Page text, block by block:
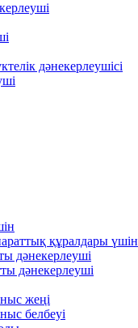
дәнекерлеушісі
құралдары үшін
дәнекерлеуші
дәнекерлеуші
жеңі
белбеуі